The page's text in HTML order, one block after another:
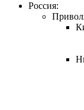
Россия: